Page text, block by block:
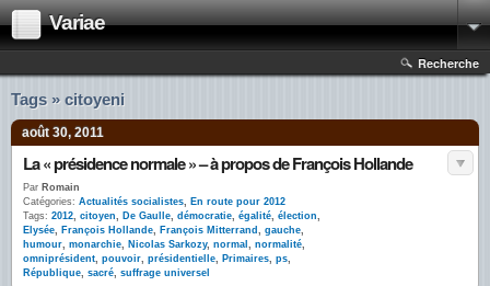
Variae
Recherche
Tags » citoyeni
août 30, 2011
La « présidence normale » – à propos de François Hollande
Par Romain
Catégories: Actualités socialistes, En route pour 2012
Tags: 2012, citoyen, De Gaulle, démocratie, égalité, élection,
Elysée, François Hollande, François Mitterrand , gauche,
humour, monarchie, Nicolas Sarkozy, normal , normalité,
omniprésident, pouvoir, présidentielle, Primaires, ps,
République, sacré, suffrage universel